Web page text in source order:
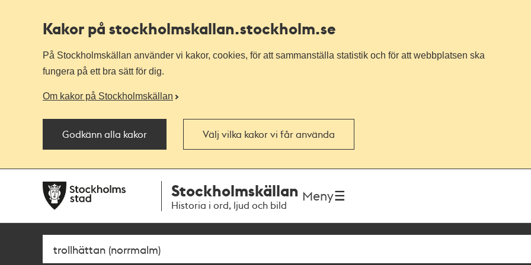
Kakor på stockholmskallan.stockholm.se
På Stockholmskällan använder vi kakor, cookies, för att sammanställa statistik och för att webbplatsen ska
fungera på ett bra sätt för dig.
Om kakor på Stockholmskällan
Godkänn alla kakor Välj vilka kakor vi får använda
navigationen
huvudinnehållet
Stockholmskällan
Historia i ord, ljud och bild
Meny
Sök